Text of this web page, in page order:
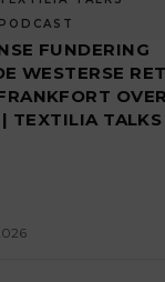
PODCAST
FUNDERING
WESTERSE
OVER
TEXTILIA